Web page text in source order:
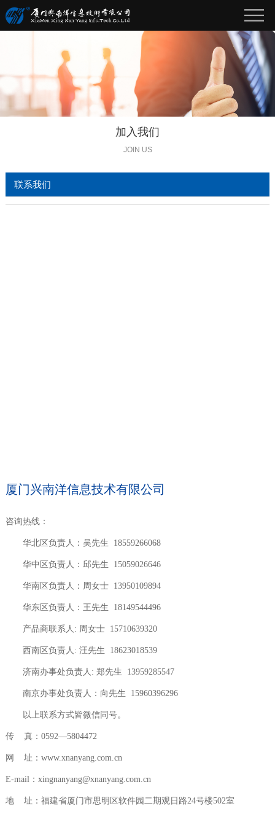
加入我们
JOIN US
联系我们
厦门兴南洋信息技术有限公司
咨询热线：
华北区负责人：吴先生 18559266068
华中区负责人：邱先生 15059026646
华南区负责人：周女士 13950109894
华东区负责人：王先生 18149544496
产品商联系人: 周女士 15710639320
西南区负责人: 汪先生 18623018539
济南办事处负责人: 郑先生 13959285547
南京办事处负责人：向先生 15960396296
以上联系方式皆微信同号。
传 真：0592—5804472
网 址： www.xnanyang.com.cn
E-mail：xingnanyang@xnanyang.com.cn
地 址：福建省厦门市思明区软件园二期观日路24号楼502室